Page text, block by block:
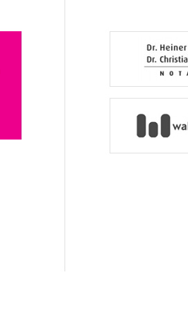
Die Resonanz der
darin, dass die Feedbacks fast